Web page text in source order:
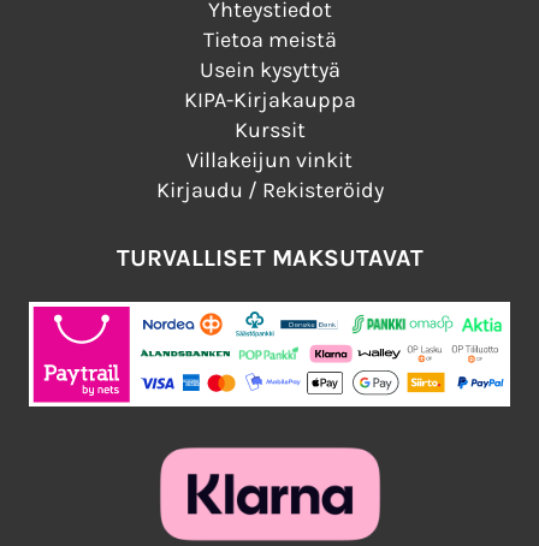
Yhteystiedot
Tietoa meistä
Usein kysyttyä
KIPA-Kirjakauppa
Kurssit
Villakeijun vinkit
Kirjaudu / Rekisteröidy
TURVALLISET MAKSUTAVAT